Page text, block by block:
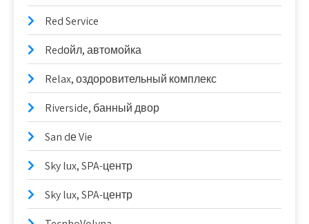
Red Service
Redойл, автомойка
Relax, оздоровительный комплекс
Riverside, банный двор
San dе Vie
Sky lux, SPA-центр
Sky lux, SPA-центр